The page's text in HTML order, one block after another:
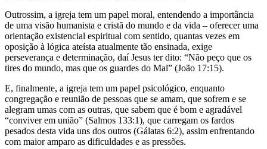
Outrossim, a igreja tem um papel moral, entendendo a importância
de uma visão humanista e cristã do mundo e da vida – oferecer uma
orientação existencial espiritual com sentido, quantas vezes em
oposição à lógica ateísta atualmente tão ensinada, exige
perseverança e determinação, daí Jesus ter dito: “Não peço que os
tires do mundo, mas que os guardes do Mal” (João 17:15).
E, finalmente, a igreja tem um papel psicológico, enquanto
congregação e reunião de pessoas que se amam, que sofrem e se
alegram umas com as outras, que sabem que é bom e agradável
“conviver em união” (Salmos 133:1), que carregam os fardos
pesados desta vida uns dos outros (Gálatas 6:2), assim enfrentando
com maior amparo as dificuldades e as pressões.